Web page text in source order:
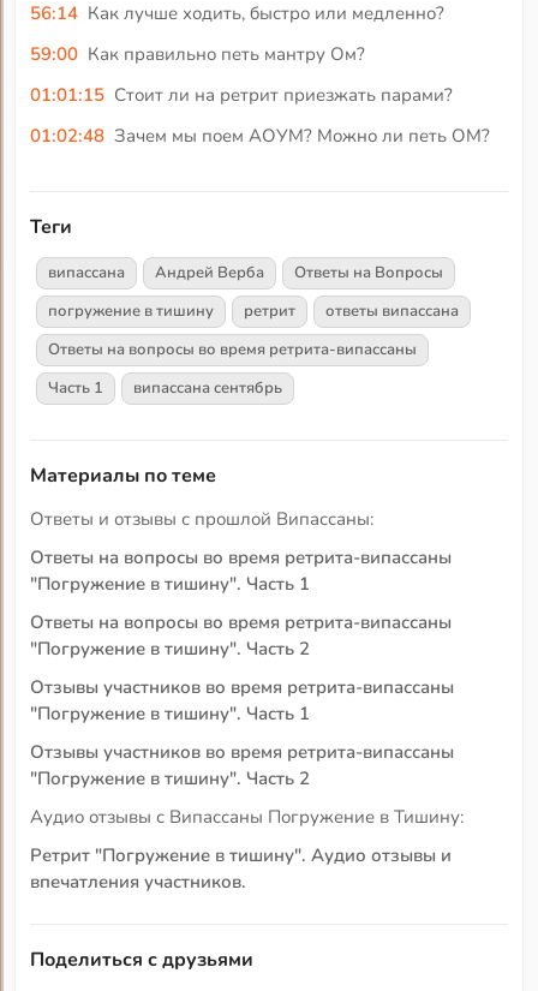
56:14 Как лучше ходить, быстро или медленно?
59:00 Как правильно петь мантру Ом?
01:01:15 Стоит ли на ретрит приезжать парами?
01:02:48 Зачем мы поем АОУМ? Можно ли петь ОМ?
Теги
випассана Андрей Верба
Ответы на Вопросы
погружение в тишину
ретрит
ответы випассана
Ответы на вопросы во время ретрита-випассаны
Часть 1
випассана сентябрь
Материалы по теме
Ответы и отзывы с прошлой Випассаны:
Ответы на вопросы во время ретрита-випассаны
"Погружение в тишину". Часть 1
Ответы на вопросы во время ретрита-випассаны
"Погружение в тишину". Часть 2
Отзывы участников во время ретрита-випассаны
"Погружение в тишину". Часть 1
Отзывы участников во время ретрита-випассаны
"Погружение в тишину". Часть 2
Аудио отзывы с Випассаны Погружение в Тишину:
Ретрит "Погружение в тишину". Аудио отзывы и
впечатления участников.
Поделиться с друзьями